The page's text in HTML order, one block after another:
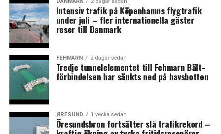
5-stammarna uppges vara mer resistenta mot
antikroppar än andra sorters coronavirus.
Danska regeringen har därför beslutat att inom tio
dagar avliva all mink i landet, även avelsdjur, vilket rör
sig om närmare 14 miljoner djur. Djuren ska avlivas och
brännas och därför kallas såväl polis som militär in för
att hjälpa till.
– Vi har ett ansvar gentemot resten av världen, det
muterade viruset kan sprida sig till andra länder, sa
statsminister Mette Frederiksen, på presskonferensen.
DANMARK 2 dagar sedan
Intensiv trafik på Köpenhamns flygtrafik
under juli – fler internationella gäster
reser till Danmark
FEHMARN 2 dagar sedan
Tredje tunnelelementet till Fehmarn Bält-
förbindelsen har sänkts ned på havsbotten
ØRESUND 1 vecka sedan
Öresundsbron fortsätter slå trafikrekord –